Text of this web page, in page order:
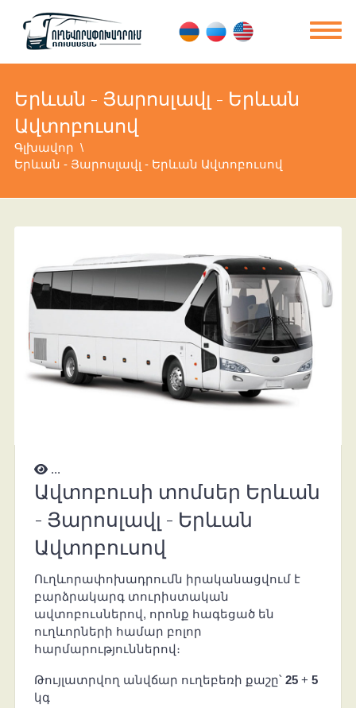
Երևան - Յարոսլավլ - Երևան
Ավտոբուսով
Գլխավոր
Երևան - Յարոսլավլ - Երևան Ավտոբուսով
...
Ավտոբուսի տոմսեր Երևան
- Յարոսլավլ - Երևան
Ավտոբուսով
Ուղևորափոխադրումն իրականացվում է
բարձրակարգ տուրիստական
ավտոբուսներով, որոնք հագեցած են
ուղևորների համար բոլոր
հարմարություններով։
Թույլատրվող անվճար ուղեբեռի քաշը՝ 25+ 5
կգ